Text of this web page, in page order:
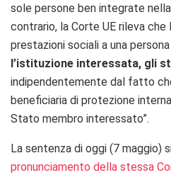
sole persone ben integrate
contrario, la Corte UE rileva che
prestazioni sociali a una persona
l’istituzione interessata, gli
indipendentemente dal fatto
beneficiaria di protezione
Stato membro interessato”.
La sentenza di oggi (7 maggio)
pronunciamento della stessa